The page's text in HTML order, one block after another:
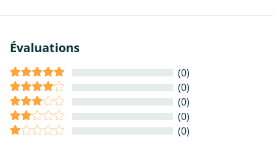
Évaluations
(0)
(0)
(0)
(0)
(0)